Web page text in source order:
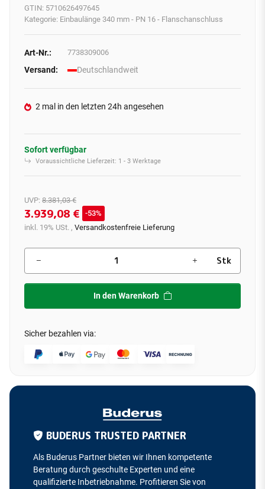
GTIN: 5710626497645
Kategorie: Einbaulänge 340 mm - PN 16 - Flanschanschluss
Art-Nr.: 7738309006
Versand: Deutschlandweit
2 mal in den letzten 24h angesehen
Sofort verfügbar
Voraussichtliche Lieferzeit: 1 - 3 Werktage
UVP: 8.381,03 €
3.939,08 €
53%
inkl. 19% USt. , Versandkostenfreie Lieferung
Stk
In den Warenkorb
Sicher bezahlen via:
BUDERUS TRUSTED PARTNER
Als Buderus Partner bieten wir Ihnen kompetente
Beratung durch geschulte Experten und eine
qualifizierte Inbetriebnahme. Profitieren Sie von